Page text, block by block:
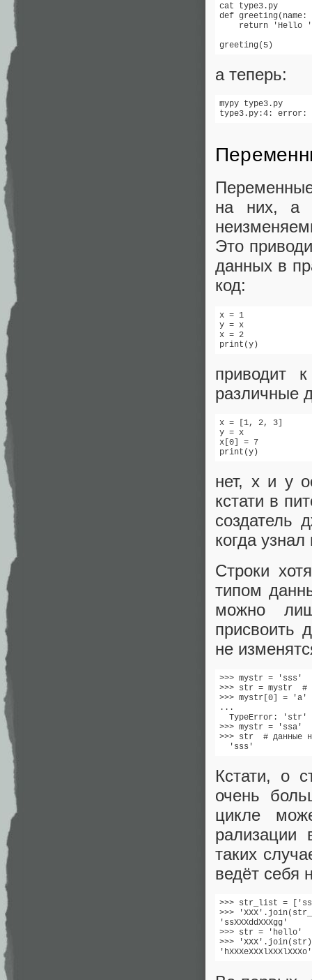
cat type3.py
def
return 'Hello
greeting(5)
а теперь:
mypy type3.py
type3.py:4: error:
на них, а
Это
данных в
код:
x = 1
y = x
x = 2
print(y)
приводит
различные
x = [1, 2, 3]
y = x
x[0] = 7
print(y)
нет, x и y
кстати в
создатель
когда
Строки
типом
можно
присвоить
не
>>> mystr = 'sss'
>>> str = mystr  #
>>> mystr[0] = 'a'
...
TypeError: 'str'
>>> mystr = 'ssa'  #
>>> str  # данные
  'sss'
Кстати, о
очень
цикле
рализации
таких
ведёт себя
>>> str_list =
>>>
'ssXXXddXXXgg'
>>> str = 'hello'
>>> 'XXX'.join(str)
'hXXXeXXXlXXXlXXXo'